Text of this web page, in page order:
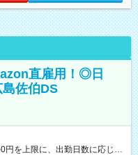
直雇用！◎日
佐伯DS
円を上限に、出勤日数に応じて